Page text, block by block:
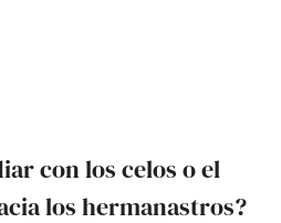
con los celos o el
los hermanastros?